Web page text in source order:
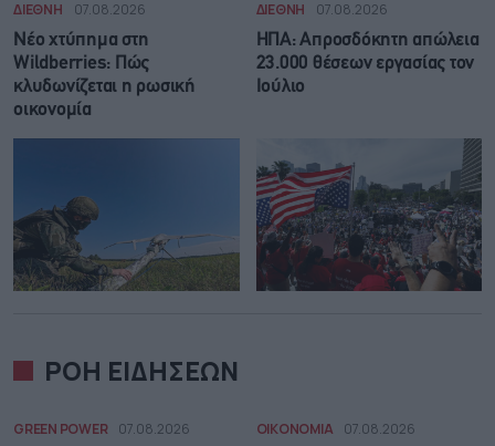
ΔΙΕΘΝΗ 07.08.2026
Νέο χτύπημα στη
Wildberries: Πώς
κλυδωνίζεται η ρωσική
οικονομία
ΔΙΕΘΝΗ 07.08.2026
ΗΠΑ: Απροσδόκητη απώλεια
23.000 θέσεων εργασίας τον
Ιούλιο
ΡΟΗ ΕΙΔΗΣΕΩΝ
GREEN POWER 07.08.2026 ΟΙΚΟΝΟΜΙΑ 07.08.2026